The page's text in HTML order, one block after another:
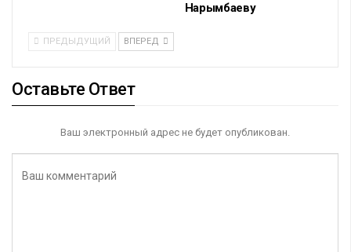
Нарымбаеву
ПРЕДЫДУЩИЙ ВПЕРЕД
Оставьте Ответ
Ваш электронный адрес не будет опубликован.